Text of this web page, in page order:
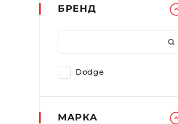
БРЕНД
Dodge
МАРКА